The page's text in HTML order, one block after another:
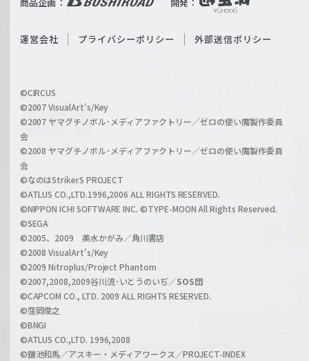
ß
c
a
r
z
O
i
l
h
a
n
l
運営会社 プライバシーポリシー 外部送信ポリシー
©CIRCUS
©2007 VisualArt's/Key
©2007 ヤマグチノボル･メディアファクトリー／ゼロの使い魔製作委員
会
©2008 ヤマグチノボル･メディアファクトリー／ゼロの使い魔製作委員
会
©なのはStrikerS PROJECT
©ATLUS CO.,LTD.1996,2006 ALL RIGHTS RESERVED.
©NIPPON ICHI SOFTWARE INC. ©TYPE-MOON All Rights Reserved.
©SEGA
©2005、2009 美水かがみ／角川書店
©2008 VisualArt's/Key
©2009 Nitroplus/Project Phantom
©2007,2008,2009谷川流･いとうのいぢ／SOS団
©CAPCOM CO., LTD. 2009 ALL RIGHTS RESERVED.
©窪岡俊之
©BNGI
©ATLUS CO.,LTD. 1996,2008
©鎌池和馬／アスキー・メディアワークス／PROJECT-INDEX